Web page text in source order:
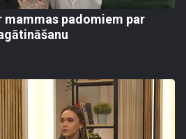
mammas padomiem par